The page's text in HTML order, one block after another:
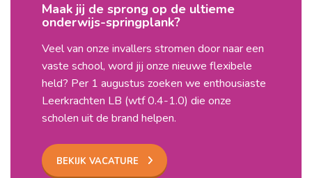
Maak jij de sprong op de ultieme
onderwijs-springplank?
Veel van onze invallers stromen door naar een
vaste school, word jij onze nieuwe flexibele
held? Per 1 augustus zoeken we enthousiaste
Leerkrachten LB (wtf 0.4-1.0) die onze
scholen uit de brand helpen.
BEKIJK VACATURE